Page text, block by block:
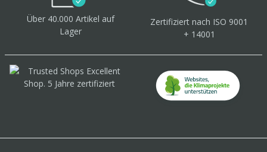
Über 40.000 Artikel auf
Lager
Zertifiziert nach ISO 9001
+ 14001